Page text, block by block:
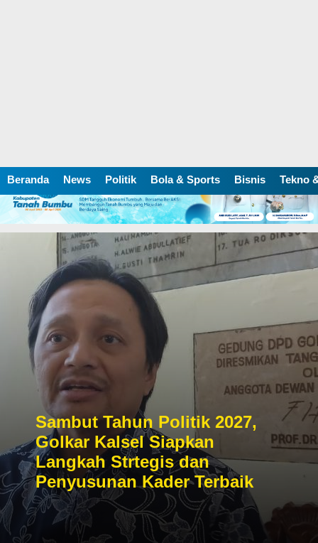
Beranda News Politik Bola & Sports Bisnis Tekno
Sambut Tahun Politik 2027,
Golkar Kalsel Siapkan
Langkah Strtegis dan
Penyusunan Kader Terbaik